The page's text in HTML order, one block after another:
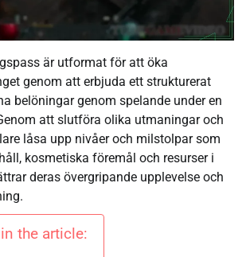
är utformat för att öka
genom att erbjuda ett strukturerat
belöningar genom spelande under en
att slutföra olika utmaningar och
låsa upp nivåer och milstolpar som
kosmetiska föremål och resurser i
deras övergripande upplevelse och
the article: